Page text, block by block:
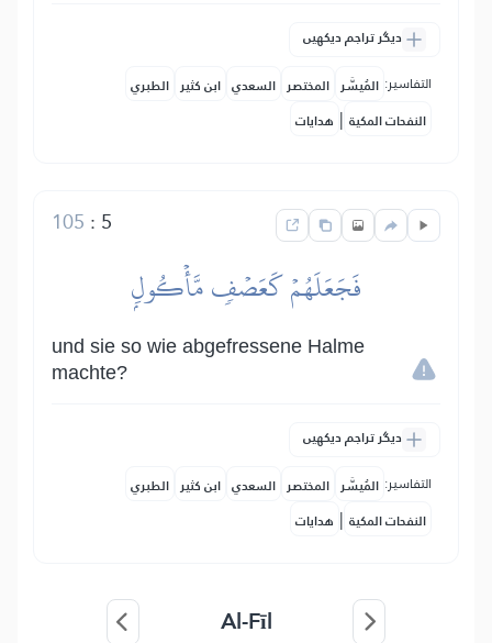
دیگر تراجم دیکھیں
التفاسير: المُيسَّر المختصر السعدي ابن كثير الطبري
النفحات المكية | هدايات
5
:
105
فَجَعَلَهُمۡ كَعَصۡفٖ مَّأۡكُولِۭ
und sie so wie abgefressene Halme
machte?
دیگر تراجم دیکھیں
التفاسير: المُيسَّر المختصر السعدي ابن كثير الطبري
النفحات المكية | هدايات
Al-Fīl